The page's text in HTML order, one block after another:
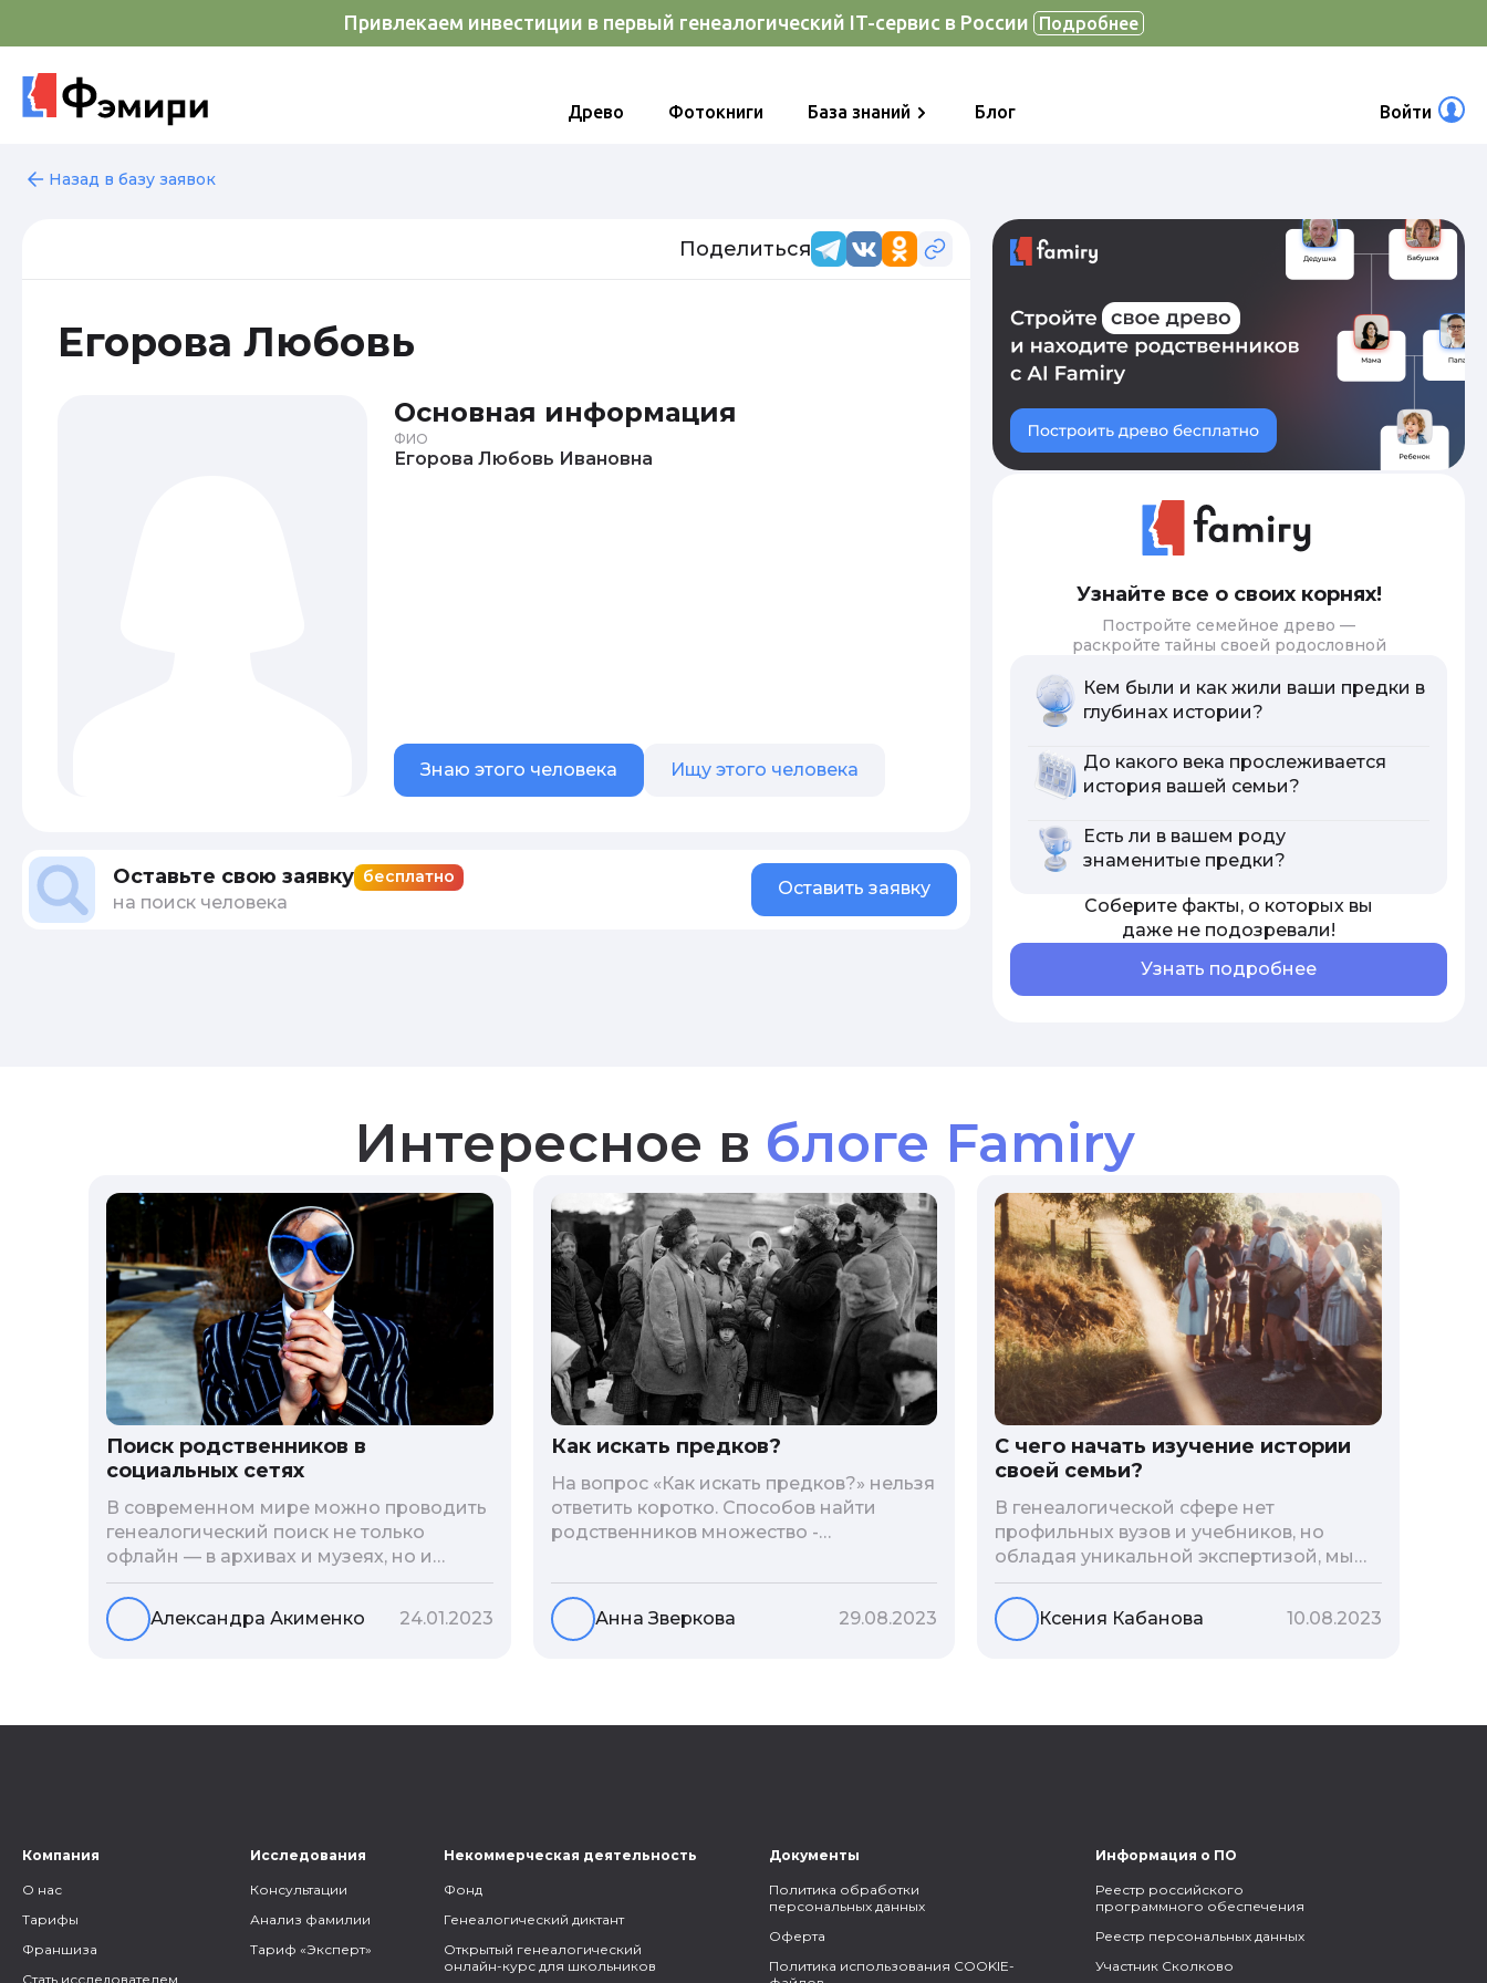
Привлекаем инвестиции в первый генеалогический IT-сервис в России Подробнее
Древо Фотокниги База знаний Блог Войти
Назад в базу заявок
Поделиться
Егорова Любовь
Основная информация
ФИО
Егорова Любовь Ивановна
Знаю этого человека Ищу этого человека
Оставьте свою заявку бесплатно
на поиск человека
Оставить заявку
Узнайте все о своих корнях!
Постройте семейное древо —
раскройте тайны своей родословной
Кем были и как жили ваши предки в
глубинах истории?
До какого века прослеживается
история вашей семьи?
Есть ли в вашем роду
знаменитые предки?
Соберите факты, о которых вы
даже не подозревали!
Узнать подробнее
Интересное в блоге Famiry
Поиск родственников в
социальных сетях
В современном мире можно проводить
генеалогический поиск не только
офлайн — в архивах и музеях, но и
воспользоваться интернетом. Сегодня
мы расскажем вам как и в каких
социальных сетях можно провести
то, как грамотно построить с ними
Александра Акименко 24.01.2023
Как искать предков?
На вопрос «Как искать предков?» нельзя
ответить коротко. Способов найти
родственников множество -
социальные сети, ДНК-тесты, онлайн-
базы. Именно поэтому мы сделали для
вас подборку лучших статей блога
Анна Зверкова 29.08.2023
С чего начать изучение истории
своей семьи?
В генеалогической сфере нет
профильных вузов и учебников, но
обладая уникальной экспертизой, мы
разработали авторскую методологию
проведения архивно-генеалогических
исследований, ее мы закладываем и
Ксения Кабанова 10.08.2023
Компания
О нас
Тарифы
Франшиза
Стать исследователем
Исследования
Консультации
Анализ фамилии
Тариф «Эксперт»
Некоммерческая деятельность
Фонд
Генеалогический диктант
Открытый генеалогический
онлайн-курс для школьников
Документы
Политика обработки
персональных данных
Оферта
Политика использования COOKIE-
Информация о ПО
Реестр российского
программного обеспечения
Реестр персональных данных
Участник Сколково